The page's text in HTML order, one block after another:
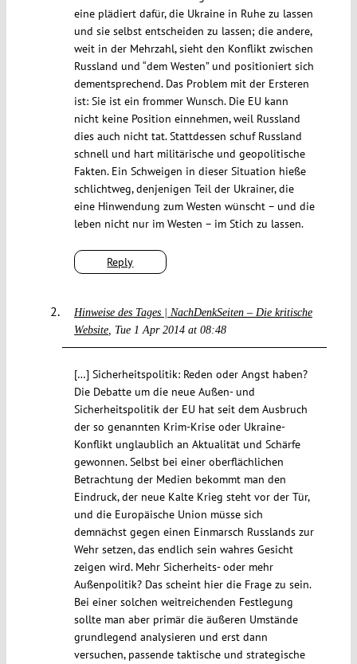
Reply
eine plädiert dafür, die Ukraine in Ruhe zu lassen
und sie selbst entscheiden zu lassen; die andere,
weit in der Mehrzahl, sieht den Konflikt zwischen
Russland und “dem Westen” und positioniert sich
dementsprechend. Das Problem mit der Ersteren
ist: Sie ist ein frommer Wunsch. Die EU kann
nicht keine Position einnehmen, weil Russland
dies auch nicht tat. Stattdessen schuf Russland
schnell und hart militärische und geopolitische
Fakten. Ein Schweigen in dieser Situation hieße
schlichtweg, denjenigen Teil der Ukrainer, die
eine Hinwendung zum Westen wünscht – und die
leben nicht nur im Westen – im Stich zu lassen.
Hinweise des Tages | NachDenkSeiten – Die kritische
Website
Tue 1 Apr 2014 at 08:48
[…] Sicherheitspolitik: Reden oder Angst haben?
Die Debatte um die neue Außen- und
Sicherheitspolitik der EU hat seit dem Ausbruch
der so genannten Krim-Krise oder Ukraine-
Konflikt unglaublich an Aktualität und Schärfe
gewonnen. Selbst bei einer oberflächlichen
Betrachtung der Medien bekommt man den
Eindruck, der neue Kalte Krieg steht vor der Tür,
und die Europäische Union müsse sich
demnächst gegen einen Einmarsch Russlands zur
Wehr setzen, das endlich sein wahres Gesicht
zeigen wird. Mehr Sicherheits- oder mehr
Außenpolitik? Das scheint hier die Frage zu sein.
Bei einer solchen weitreichenden Festlegung
sollte man aber primär die äußeren Umstände
grundlegend analysieren und erst dann
versuchen, passende taktische und strategische